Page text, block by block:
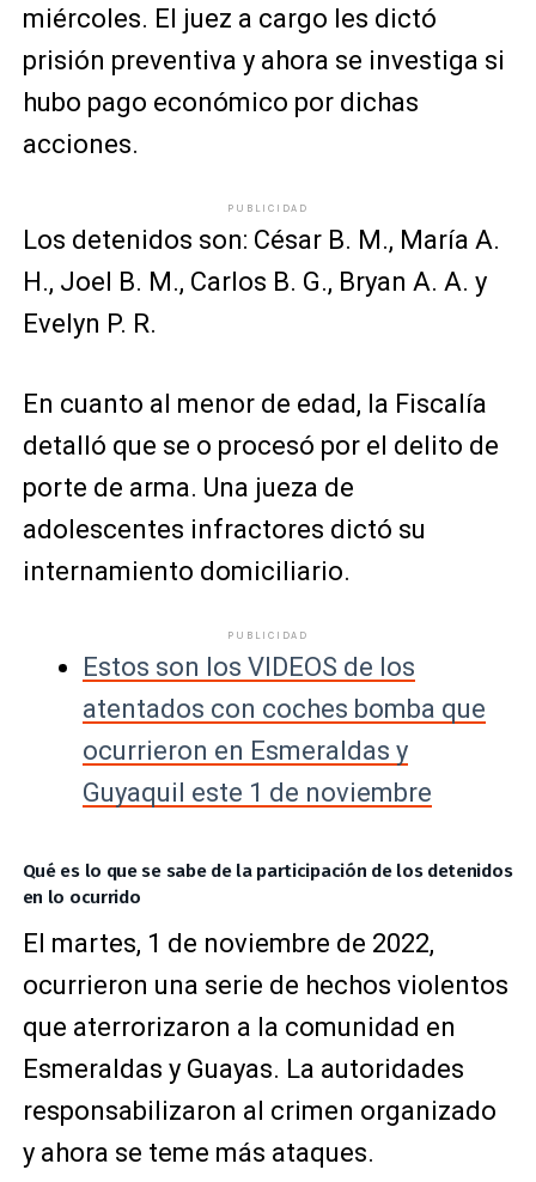
miércoles. El juez a cargo les dictó
prisión preventiva y ahora se investiga si
hubo pago económico por dichas
acciones.
PUBLICIDAD
Los detenidos son: César B. M., María A.
H., Joel B. M., Carlos B. G., Bryan A. A. y
Evelyn P. R.
En cuanto al menor de edad, la Fiscalía
detalló que se o procesó por el delito de
porte de arma. Una jueza de
adolescentes infractores dictó su
internamiento domiciliario.
PUBLICIDAD
Estos son los VIDEOS de los
atentados con coches bomba que
ocurrieron en Esmeraldas y
Guyaquil este 1 de noviembre
Qué es lo que se sabe de la participación de los detenidos
en lo ocurrido
El martes, 1 de noviembre de 2022,
ocurrieron una serie de hechos violentos
que aterrorizaron a la comunidad en
Esmeraldas y Guayas. La autoridades
responsabilizaron al crimen organizado
y ahora se teme más ataques.